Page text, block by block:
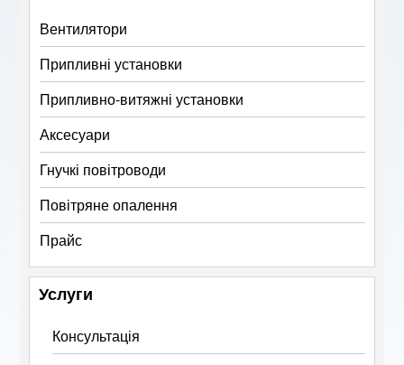
Вентилятори
Припливні установки
Припливно-витяжні установки
Аксесуари
Гнучкі повітроводи
Повітряне опалення
Прайс
Услуги
Консультація